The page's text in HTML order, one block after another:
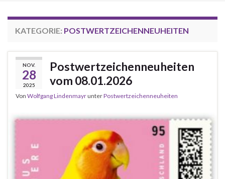
KATEGORIE: POSTWERTZEICHENNEUHEITEN
NOV.
28
2025
Postwertzeichenneuheiten
vom 08.01.2026
Von Wolfgang LindenmayrunterPostwertzeichenneuheiten